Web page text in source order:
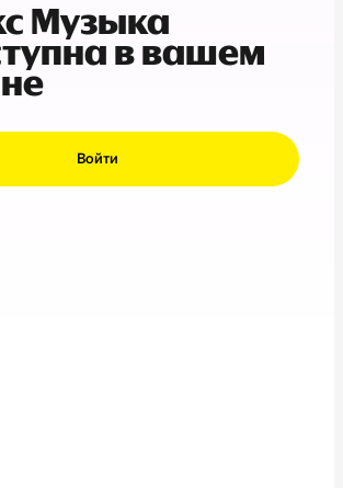
Музыка
в вашем
Войти